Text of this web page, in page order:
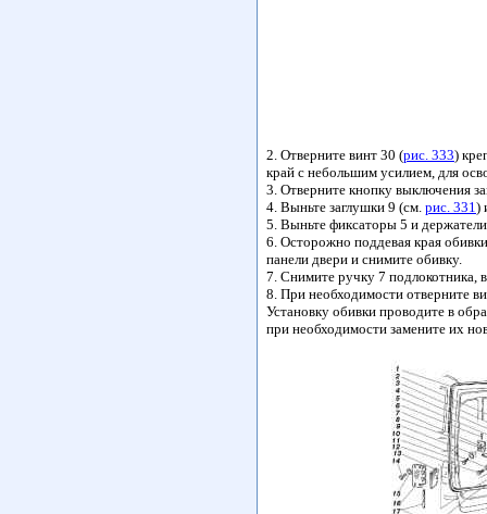
2. Отверните винт 30 (рис. 333)
край с небольшим усилием, для
3. Отверните кнопку выключения
4. Выньте заглушки 9 (см. рис. 331)
5. Выньте фиксаторы 5 и
6. Осторожно поддевая края
панели двери и снимите обивку.
7. Снимите ручку 7 подлокотника,
8. При необходимости отверните
Установку обивки проводите в
при необходимости замените их